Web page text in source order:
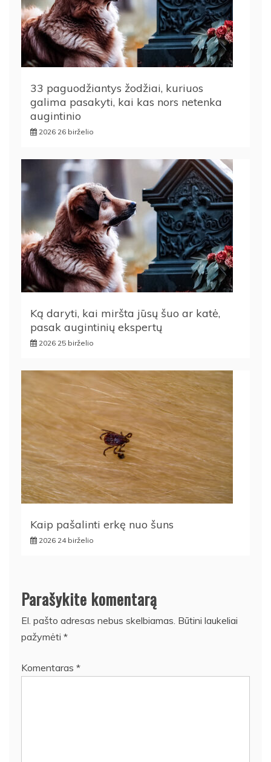
33 paguodžiantys žodžiai, kuriuos
galima pasakyti, kai kas nors netenka
augintinio
2026 26 birželio
Ką daryti, kai miršta jūsų šuo ar katė,
pasak augintinių ekspertų
2026 25 birželio
Kaip pašalinti erkę nuo šuns
2026 24 birželio
Parašykite komentarą
El. pašto adresas nebus skelbiamas. Būtini laukeliai
pažymėti *
Komentaras *